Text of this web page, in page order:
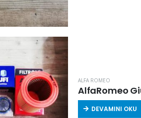
ALFA ROMEO
AlfaRomeo
DEVAMINI OKU